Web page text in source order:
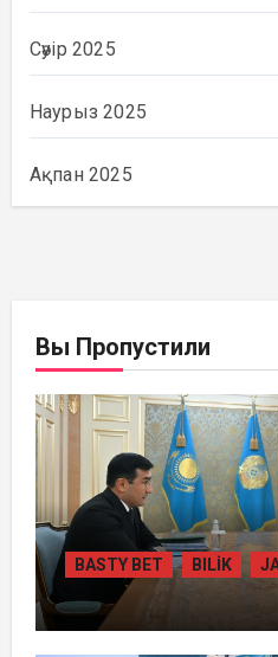
Сәуір 2025
Наурыз 2025
Ақпан 2025
Вы Пропустили
BASTY BET BILİK
ПРЕЗИДЕНТ
БАСШЫСЫН